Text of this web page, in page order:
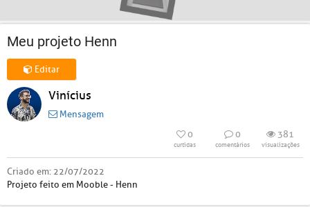
Meu projeto Henn
Editar
Vinícius
Mensagem
0
curtidas
0
comentários
381
visualizações
Criado em: 22/07/2022
Projeto feito em Mooble - Henn